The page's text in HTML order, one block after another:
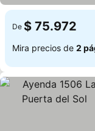
De $ 75.972
Mira precios de 2